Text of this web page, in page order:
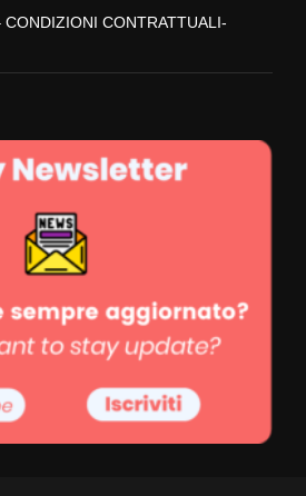
CONTRATTUALI-